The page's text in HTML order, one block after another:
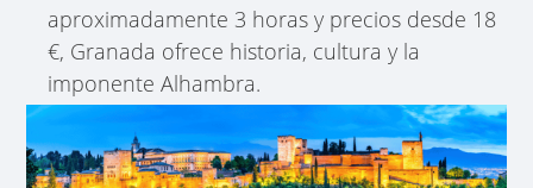
aproximadamente 3 horas y precios desde 18
€, Granada ofrece historia, cultura y la
imponente Alhambra.